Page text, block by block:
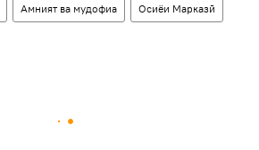
Амният ва мудофиа Осиёи Марказӣ